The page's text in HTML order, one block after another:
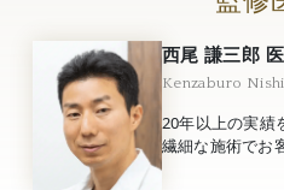
西尾 謙三郎 医
Kenzaburo
20年以上の実績
繊細な施術でお